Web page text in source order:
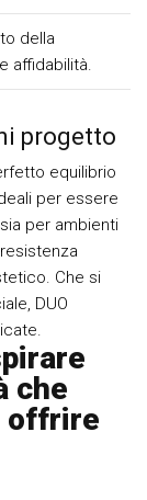
della
affidabilità.
progetto
equilibrio
per essere
per ambienti
Che si
DUO
che
offrire